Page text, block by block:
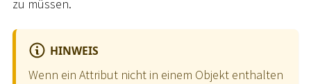
zu müssen.
HINWEIS
Wenn ein Attribut nicht in einem Objekt enthalten